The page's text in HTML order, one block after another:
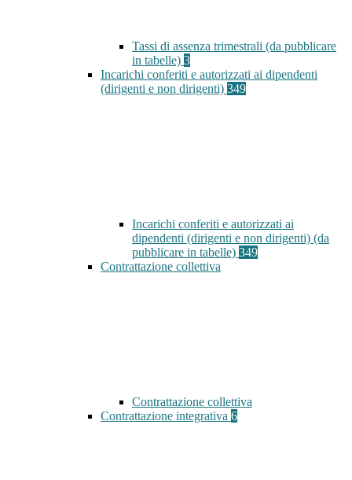
Tassi di assenza trimestrali (da pubblicare
in tabelle) 3
Incarichi conferiti e autorizzati ai dipendenti
(dirigenti e non dirigenti) 349
Incarichi conferiti e autorizzati ai
dipendenti (dirigenti e non dirigenti) (da
pubblicare in tabelle) 349
Contrattazione collettiva
Contrattazione collettiva
Contrattazione integrativa 6